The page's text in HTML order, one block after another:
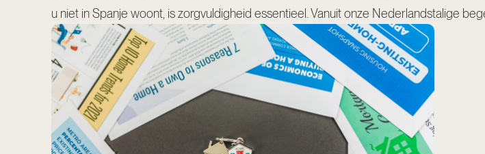
u niet in Spanje woont, is zorgvuldigheid essentieel. Vanuit onze Nederlandstalige